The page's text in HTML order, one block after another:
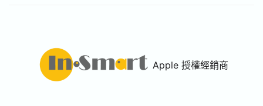
Apple 授權經銷商